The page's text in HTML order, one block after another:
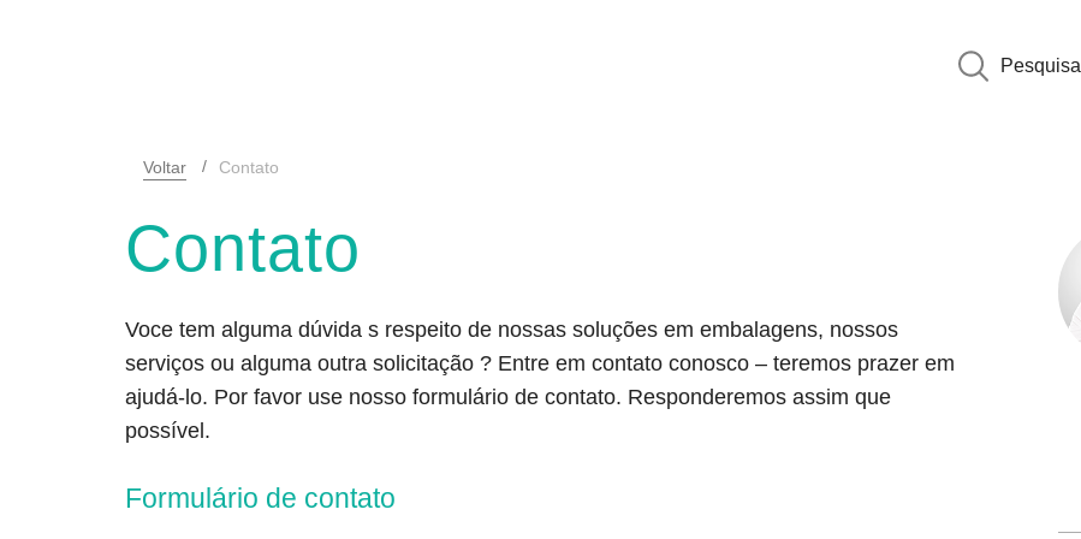
Pesquisa
Voltar Contato
Contato
Voce tem alguma dúvida s respeito de nossas soluções em embalagens, nossos
serviços ou alguma outra solicitação ? Entre em contato conosco – teremos prazer em
ajudá-lo. Por favor use nosso formulário de contato. Responderemos assim que
possível.
Formulário de contato